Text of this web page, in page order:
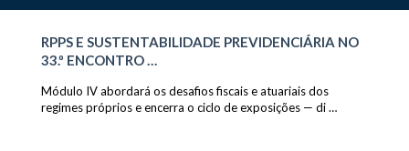
RPPS E SUSTENTABILIDADE PREVIDENCIÁRIA NO
33.º ENCONTRO …
Módulo IV abordará os desafios fiscais e atuariais dos
regimes próprios e encerra o ciclo de exposições — di …